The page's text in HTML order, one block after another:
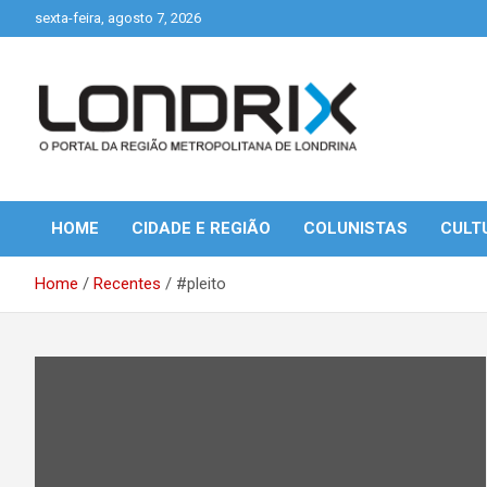
to
sexta-feira, agosto 7, 2026
Londrix
HOME CIDADE E REGIÃO COLUNISTAS
Home Recentes #pleito